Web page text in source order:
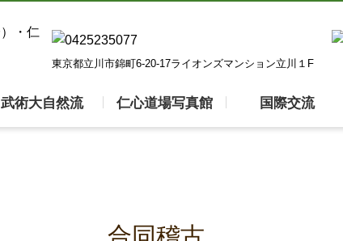
東京都立川市錦町6-20-17ライオンズマンション立川１F
武術大自然流 仁心道場写真館 国際交流